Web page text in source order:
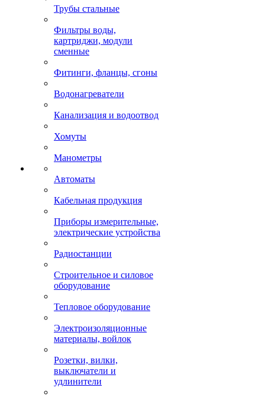
Трубы стальные
Фильтры воды,
картриджи, модули
сменные
Фитинги, фланцы, сгоны
Водонагреватели
Канализация и водоотвод
Хомуты
Манометры
Автоматы
Кабельная продукция
Приборы измерительные,
электрические устройства
Радиостанции
Строительное и силовое
оборудование
Тепловое оборудование
Электроизоляционные
материалы, войлок
Розетки, вилки,
выключатели и
удлинители